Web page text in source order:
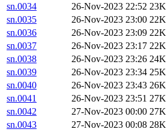
sn.0034
26-Nov-2023 22:52 23K
sn.0035
26-Nov-2023 23:00 22K
sn.0036
26-Nov-2023 23:09 22K
sn.0037
26-Nov-2023 23:17 22K
sn.0038
26-Nov-2023 23:26 24K
sn.0039
26-Nov-2023 23:34 25K
sn.0040
26-Nov-2023 23:43 26K
sn.0041
26-Nov-2023 23:51 27K
sn.0042
27-Nov-2023 00:00 27K
sn.0043
27-Nov-2023 00:08 28K